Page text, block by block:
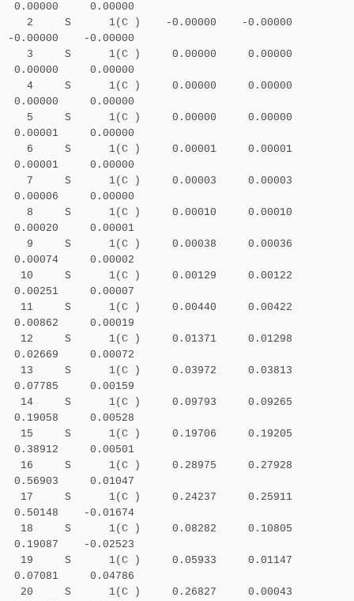
0.00000 0.00000
2 S 1(C ) -0.00000 -0.00000
-0.00000 -0.00000
3 S 1(C ) 0.00000 0.00000
0.00000 0.00000
4 S 1(C ) 0.00000 0.00000
0.00000 0.00000
5 S 1(C ) 0.00000 0.00000
0.00001 0.00000
6 S 1(C ) 0.00001 0.00001
0.00001 0.00000
7 S 1(C ) 0.00003 0.00003
0.00006 0.00000
8 S 1(C ) 0.00010 0.00010
0.00020 0.00001
9 S 1(C ) 0.00038 0.00036
0.00074 0.00002
10 S 1(C ) 0.00129 0.00122
0.00251 0.00007
11 S 1(C ) 0.00440 0.00422
0.00862 0.00019
12 S 1(C ) 0.01371 0.01298
0.02669 0.00072
13 S 1(C ) 0.03972 0.03813
0.07785 0.00159
14 S 1(C ) 0.09793 0.09265
0.19058 0.00528
15 S 1(C ) 0.19706 0.19205
0.38912 0.00501
16 S 1(C ) 0.28975 0.27928
0.56903 0.01047
17 S 1(C ) 0.24237 0.25911
0.50148 -0.01674
18 S 1(C ) 0.08282 0.10805
0.19087 -0.02523
19 S 1(C ) 0.05933 0.01147
0.07081 0.04786
20 S 1(C ) 0.26827 0.00043